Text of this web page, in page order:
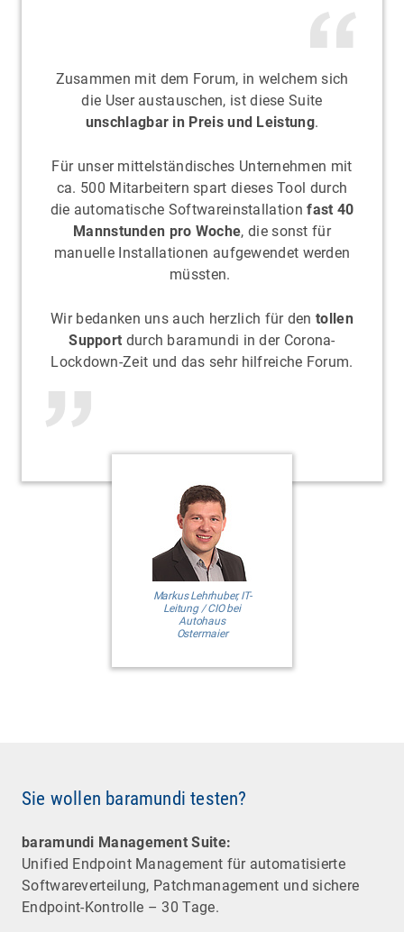
Zusammen mit dem Forum, in welchem sich
die User austauschen, ist diese Suite
unschlagbar in Preis und Leistung.
Für unser mittelständisches Unternehmen mit
ca. 500 Mitarbeitern spart dieses Tool durch
die automatische Softwareinstallationfast 40
Mannstunden pro Woche, die sonst für
manuelle Installationen aufgewendet werden
müssten.
Wir bedanken uns auch herzlich für dentollen
Support durch baramundi in der Corona-
Lockdown-Zeit und das sehr hilfreiche Forum.
Markus Lehrhuber, IT-
Leitung / CIO bei
Autohaus
Ostermaier
Sie wollen baramundi testen?
baramundi Management Suite:
Unified Endpoint Management für automatisierte
Software­verteilung, Patchmanagement und sichere
Endpoint-Kontrolle – 30 Tage.